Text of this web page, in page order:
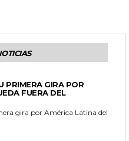
PRIMERA GIRA POR
FUERA DEL
gira por América Latina del